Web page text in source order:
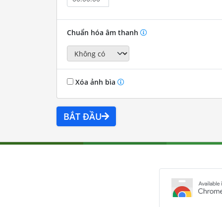
Chuẩn hóa âm thanh
Xóa ảnh bìa
BẮT ĐẦU